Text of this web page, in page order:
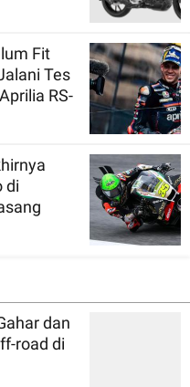
Fit
Tes
RS-
di
dan
road di